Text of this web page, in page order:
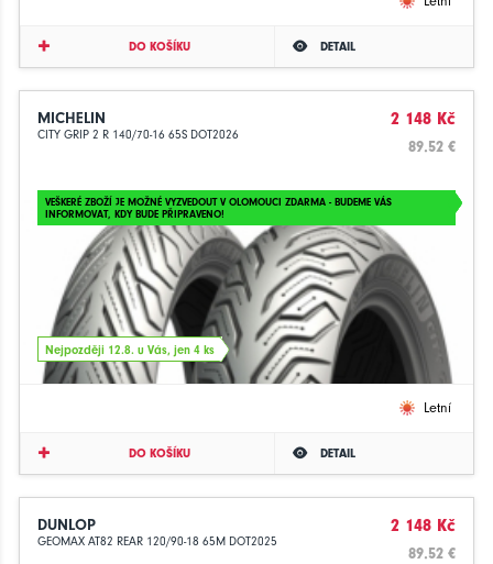
DO KOŠÍKU DETAIL
MICHELIN
CITY GRIP 2 R 140/70-16 65S DOT2026
2 148 Kč
89.52 €
VEŠKERÉ ZBOŽÍ JE MOŽNÉ VYZVEDOUT V OLOMOUCI ZDARMA - BUDEME VÁS
INFORMOVAT, KDY BUDE PŘIPRAVENO!
Nejpozději 12.8. u Vás, jen 4 ks
Letní
DO KOŠÍKU DETAIL
DUNLOP
GEOMAX AT82 REAR 120/90-18 65M DOT2025
2 148 Kč
89.52 €